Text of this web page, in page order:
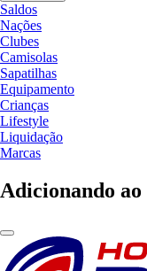
Saldos
Nações
Clubes
Camisolas
Sapatilhas
Equipamento
Crianças
Lifestyle
Liquidação
Marcas
Adicionando